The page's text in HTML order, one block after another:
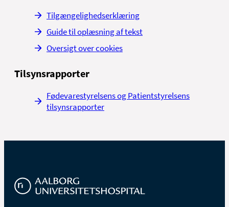
Tilgængelighedserklæring
Guide til oplæsning af tekst
Oversigt over cookies
Tilsynsrapporter
Fødevarestyrelsens og Patientstyrelsens
tilsynsrapporter